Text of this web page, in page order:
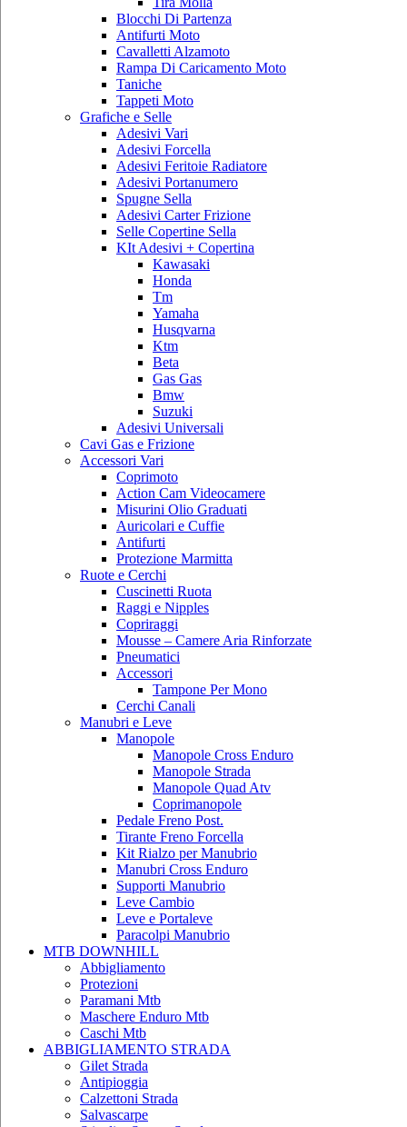
Blocchi Di Partenza
Antifurti Moto
Cavalletti Alzamoto
Rampa Di Caricamento Moto
Taniche
Tappeti Moto
Grafiche e Selle
Adesivi Vari
Adesivi Forcella
Adesivi Feritoie Radiatore
Adesivi Portanumero
Spugne Sella
Adesivi Carter Frizione
Selle Copertine Sella
KIt Adesivi + Copertina
Kawasaki
Honda
Tm
Yamaha
Husqvarna
Ktm
Beta
Gas Gas
Bmw
Suzuki
Adesivi Universali
Cavi Gas e Frizione
Accessori Vari
Coprimoto
Action Cam Videocamere
Misurini Olio Graduati
Auricolari e Cuffie
Antifurti
Protezione Marmitta
Ruote e Cerchi
Cuscinetti Ruota
Raggi e Nipples
Copriraggi
Mousse – Camere Aria Rinforzate
Pneumatici
Accessori
Tampone Per Mono
Cerchi Canali
Manubri e Leve
Manopole
Manopole Cross Enduro
Manopole Strada
Manopole Quad Atv
Coprimanopole
Pedale Freno Post.
Tirante Freno Forcella
Kit Rialzo per Manubrio
Manubri Cross Enduro
Supporti Manubrio
Leve Cambio
Leve e Portaleve
Paracolpi Manubrio
MTB DOWNHILL
Abbigliamento
Protezioni
Paramani Mtb
Maschere Enduro Mtb
Caschi Mtb
ABBIGLIAMENTO STRADA
Gilet Strada
Antipioggia
Calzettoni Strada
Salvascarpe